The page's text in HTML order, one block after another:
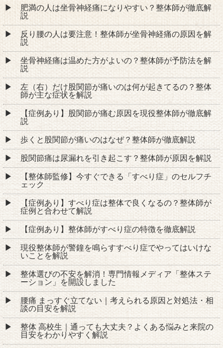
肥満の人は坐骨神経痛になりやすい？整体師が徹底解
説
反り腰の人は要注意！整体師が坐骨神経痛の原因を解
説
坐骨神経痛は温めた方がよいの？整体師が予防法を解
説
左（右）だけ股関節が痛いのは何が起きてるの？整体
師が主な症状を解説
【症例あり】股関節が痛む原因を現役整体師が徹底解
説
歩くと股関節が痛いのはなぜ？整体師が徹底解説
股関節痛は尿漏れを引き起こす？整体師が原因を解説
【整体師監修】今すぐできる「すべり症」のセルフチ
ェック
【症例あり】すべり症は整体で良くなるの？整体師が
症例と合わせて解説
【症例あり】整体師がすべり症の特徴を徹底解説
現役整体師が警鐘を鳴らすすべり症でやってはいけな
いことを解説
整体選びの不安を解消！専門情報メディア「整体ステ
ーション」を開設しました
腰痛 まっすぐ立てない｜考えられる原因と対処法・相
談の目安を解説
整体 高校生｜通っても大丈夫？よくある悩みと来院の
目安をわかりやすく解説